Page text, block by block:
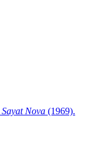
Sayat Nova (1969).